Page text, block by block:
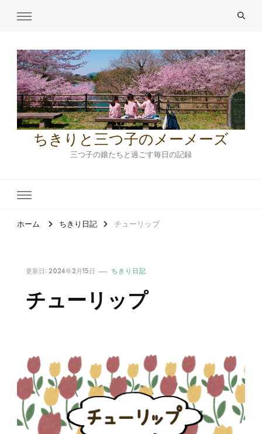
ちきりと三つ子のメーメーズ
三つ子の娘たちと過ごす毎日の記録
ホーム ちきり日記 チューリップ
更新日: 2024年2月15日 ちきり日記
チューリップ